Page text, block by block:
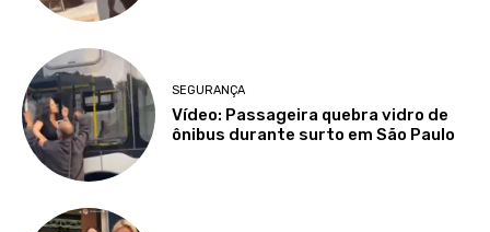
SEGURANÇA
Vídeo: Passageira quebra vidro de
ônibus durante surto em São Paulo